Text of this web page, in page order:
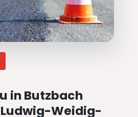
in Butzbach
Weidig-